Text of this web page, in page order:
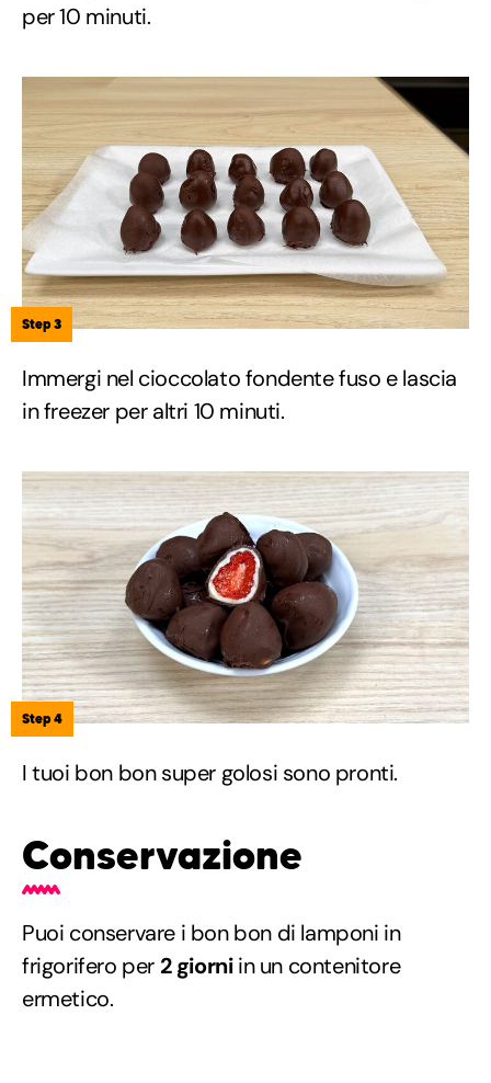
per 10 minuti.
Step 3
Immergi nel cioccolato fondente fuso e lascia
in freezer per altri 10 minuti.
Step 4
I tuoi bon bon super golosi sono pronti.
Conservazione
Puoi conservare i bon bon di lamponi in
frigorifero per 2 giorniin un contenitore
ermetico.